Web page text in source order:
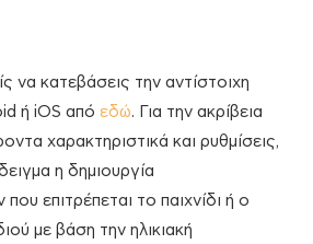
να κατεβάσεις την αντίστοιχη
ή iOS από εδώ. Για την ακρίβεια
χαρακτηριστικά και ρυθμίσεις,
η δημιουργία
επιτρέπεται το παιχνίδι ή ο
με βάση την ηλικιακή